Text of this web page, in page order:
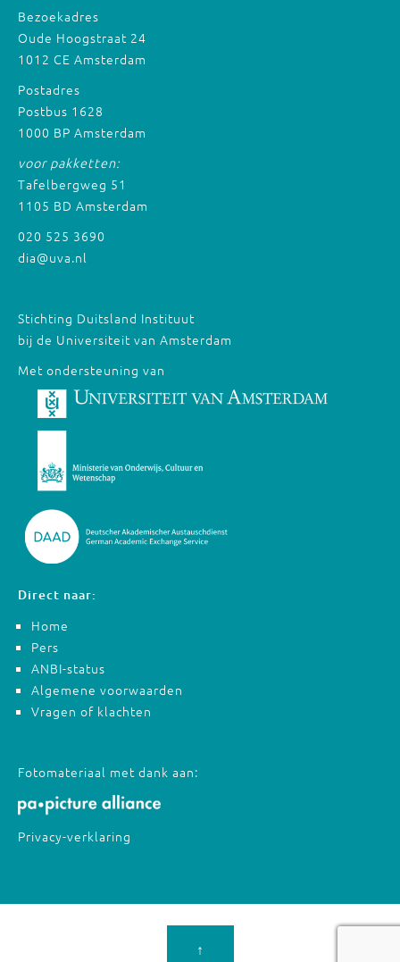
Bezoekadres
Oude Hoogstraat 24
1012 CE Amsterdam
Postadres
Postbus 1628
1000 BP Amsterdam
voor pakketten:
Tafelbergweg 51
1105 BD Amsterdam
020 525 3690
dia@uva.nl
Stichting Duitsland Instituut
bij de Universiteit van Amsterdam
Met ondersteuning van
Direct naar:
Home
Pers
ANBI-status
Algemene voorwaarden
Vragen of klachten
Fotomateriaal met dank aan:
Privacy-verklaring
↑